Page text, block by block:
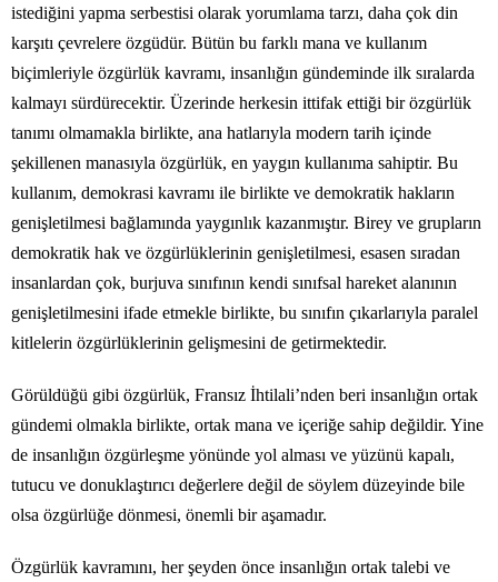
istediğini yapma serbestisi olarak yorumlama tarzı, daha çok din
karşıtı çevrelere özgüdür. Bütün bu farklı mana ve kullanım
biçimleriyle özgürlük kavramı, insanlığın gündeminde ilk sıralarda
kalmayı sürdürecektir. Üzerinde herkesin ittifak ettiği bir özgürlük
tanımı olmamakla birlikte, ana hatlarıyla modern tarih içinde
şekillenen manasıyla özgürlük, en yaygın kullanıma sahiptir. Bu
kullanım, demokrasi kavramı ile birlikte ve demokratik hakların
genişletilmesi bağlamında yaygınlık kazanmıştır. Birey ve grupların
demokratik hak ve özgürlüklerinin genişletilmesi, esasen sıradan
insanlardan çok, burjuva sınıfının kendi sınıfsal hareket alanının
genişletilmesini ifade etmekle birlikte, bu sınıfın çıkarlarıyla paralel
kitlelerin özgürlüklerinin gelişmesini de getirmektedir.
Görüldüğü gibi özgürlük, Fransız İhtilali’nden beri insanlığın ortak
gündemi olmakla birlikte, ortak mana ve içeriğe sahip değildir. Yine
de insanlığın özgürleşme yönünde yol alması ve yüzünü kapalı,
tutucu ve donuklaştırıcı değerlere değil de söylem düzeyinde bile
olsa özgürlüğe dönmesi, önemli bir aşamadır.
Özgürlük kavramını, her şeyden önce insanlığın ortak talebi ve